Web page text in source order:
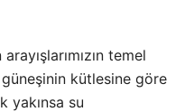
temel
kütlesine göre
yakınsa su